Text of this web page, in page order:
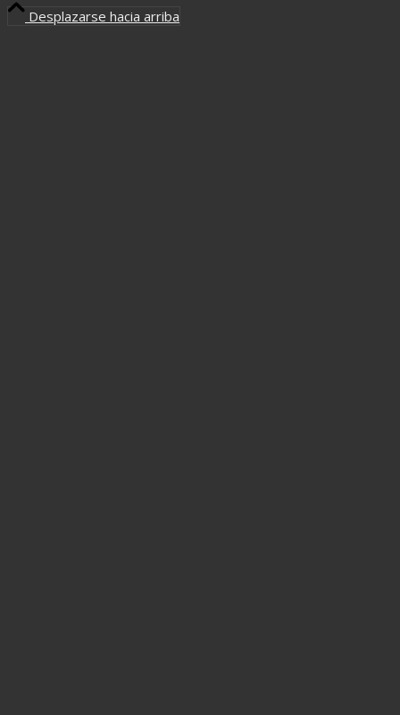
Desplazarse hacia arriba